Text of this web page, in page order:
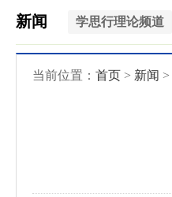
新闻 学思行理论频道
当前位置： 首页 > 新闻 >